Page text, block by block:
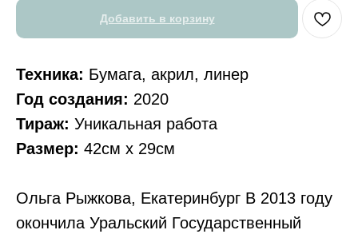
Добавить в корзину
Техника: Бумага, акрил, линер
Год создания: 2020
Тираж: Уникальная работа
Размер: 42см х 29см
Ольга Рыжкова, Екатеринбург В 2013 году
окончила Уральский Государственный